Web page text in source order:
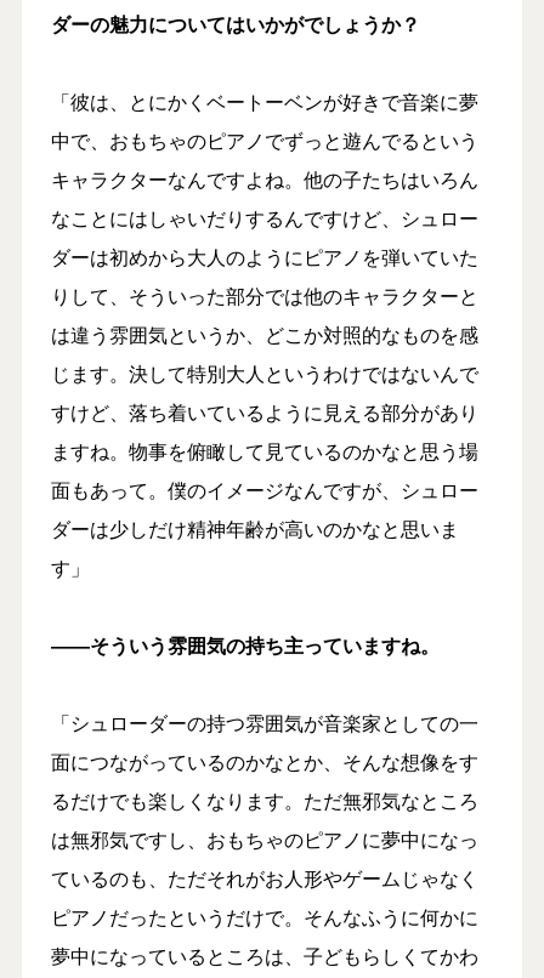
ダーの魅力についてはいかがでしょうか？
「彼は、とにかくベートーベンが好きで音楽に夢
中で、おもちゃのピアノでずっと遊んでるという
キャラクターなんですよね。他の子たちはいろん
なことにはしゃいだりするんですけど、シュロー
ダーは初めから大人のようにピアノを弾いていた
りして、そういった部分では他のキャラクターと
は違う雰囲気というか、どこか対照的なものを感
じます。決して特別大人というわけではないんで
すけど、落ち着いているように見える部分があり
ますね。物事を俯瞰して見ているのかなと思う場
面もあって。僕のイメージなんですが、シュロー
ダーは少しだけ精神年齢が高いのかなと思いま
す」
――そういう雰囲気の持ち主っていますね。
「シュローダーの持つ雰囲気が音楽家としての一
面につながっているのかなとか、そんな想像をす
るだけでも楽しくなります。ただ無邪気なところ
は無邪気ですし、おもちゃのピアノに夢中になっ
ているのも、ただそれがお人形やゲームじゃなく
ピアノだったというだけで。そんなふうに何かに
夢中になっているところは、子どもらしくてかわ